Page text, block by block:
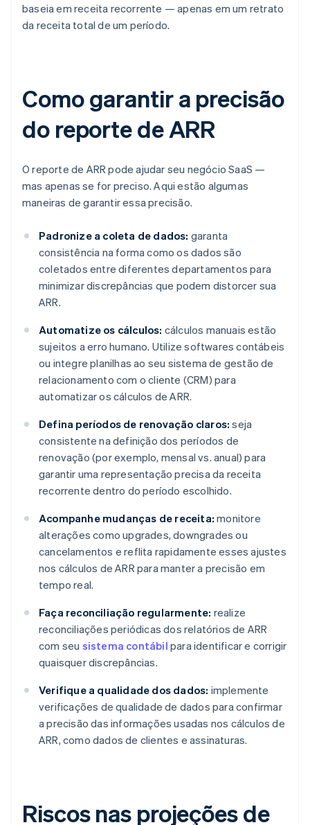
baseia em receita recorrente — apenas em um retrato
da receita total de um período.
Como garantir a precisão
do reporte de ARR
O reporte de ARR pode ajudar seu negócio SaaS —
mas apenas se for preciso. Aqui estão algumas
maneiras de garantir essa precisão.
Padronize a coleta de dados: garanta
consistência na forma como os dados são
coletados entre diferentes departamentos para
minimizar discrepâncias que podem distorcer sua
ARR.
Automatize os cálculos: cálculos manuais estão
sujeitos a erro humano. Utilize softwares contábeis
ou integre planilhas ao seu sistema de gestão de
relacionamento com o cliente (CRM) para
automatizar os cálculos de ARR.
Defina períodos de renovação claros: seja
consistente na definição dos períodos de
renovação (por exemplo, mensal vs. anual) para
garantir uma representação precisa da receita
recorrente dentro do período escolhido.
Acompanhe mudanças de receita: monitore
alterações como upgrades, downgrades ou
cancelamentos e reflita rapidamente esses ajustes
nos cálculos de ARR para manter a precisão em
tempo real.
Faça reconciliação regularmente: realize
reconciliações periódicas dos relatórios de ARR
com seu sistema contábil para identificar e corrigir
quaisquer discrepâncias.
Verifique a qualidade dos dados: implemente
verificações de qualidade de dados para confirmar
a precisão das informações usadas nos cálculos de
ARR, como dados de clientes e assinaturas.
Riscos nas projeções de